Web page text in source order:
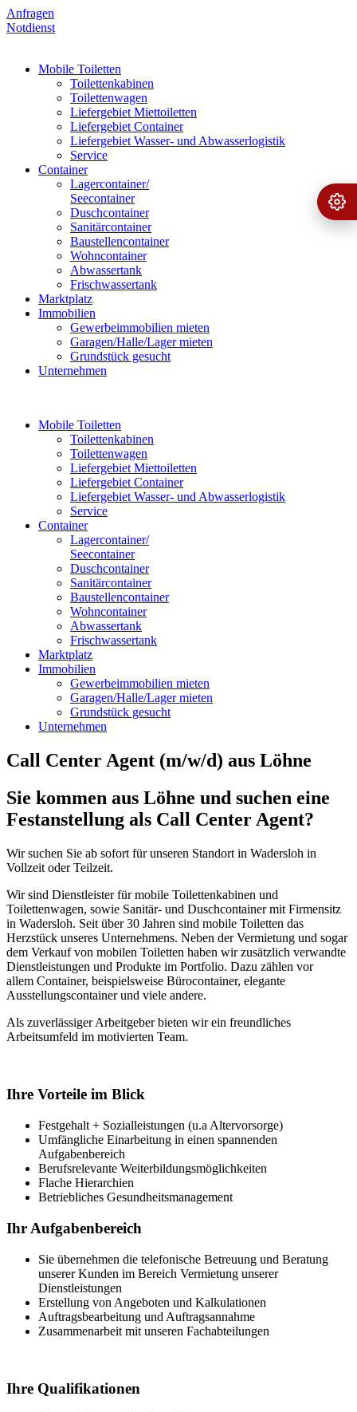
Anfragen
Notdienst
Mobile Toiletten
Toilettenkabinen
Toilettenwagen
Liefergebiet Miettoiletten
Liefergebiet Container
Liefergebiet Wasser- und Abwasserlogistik
Service
Container
Lagercontainer/
Seecontainer
Duschcontainer
Sanitärcontainer
Baustellencontainer
Wohncontainer
Abwassertank
Frischwassertank
Marktplatz
Immobilien
Gewerbeimmobilien mieten
Garagen/Halle/Lager mieten
Grundstück gesucht
Unternehmen
Mobile Toiletten
Toilettenkabinen
Toilettenwagen
Liefergebiet Miettoiletten
Liefergebiet Container
Liefergebiet Wasser- und Abwasserlogistik
Service
Container
Lagercontainer/
Seecontainer
Duschcontainer
Sanitärcontainer
Baustellencontainer
Wohncontainer
Abwassertank
Frischwassertank
Marktplatz
Immobilien
Gewerbeimmobilien mieten
Garagen/Halle/Lager mieten
Grundstück gesucht
Unternehmen
Call Center Agent (m/w/d) aus Löhne
Sie kommen aus Löhne und suchen eine
Festanstellung als Call Center Agent?
Wir suchen Sie ab sofort für unseren Standort in Wadersloh in
Vollzeit oder Teilzeit.
Wir sind Dienstleister für mobile Toilettenkabinen und
Toilettenwagen, sowie Sanitär- und Duschcontainer mit Firmensitz
in Wadersloh. Seit über 30 Jahren sind mobile Toiletten das
Herzstück unseres Unternehmens. Neben der Vermietung und sogar
dem Verkauf von mobilen Toiletten haben wir zusätzlich verwandte
Dienstleistungen und Produkte im Portfolio. Dazu zählen vor
allem Container, beispielsweise Bürocontainer, elegante
Ausstellungscontainer und viele andere.
Als zuverlässiger Arbeitgeber bieten wir ein freundliches
Arbeitsumfeld im motivierten Team.
Ihre Vorteile im Blick
Festgehalt + Sozialleistungen (u.a Altervorsorge)
Umfängliche Einarbeitung in einen spannenden
Aufgabenbereich
Berufsrelevante Weiterbildungsmöglichkeiten
Flache Hierarchien
Betriebliches Gesundheitsmanagement
Ihr Aufgabenbereich
Sie übernehmen die telefonische Betreuung und Beratung
unserer Kunden im Bereich Vermietung unserer
Dienstleistungen
Erstellung von Angeboten und Kalkulationen
Auftragsbearbeitung und Auftragsannahme
Zusammenarbeit mit unseren Fachabteilungen
Ihre Qualifikationen
›